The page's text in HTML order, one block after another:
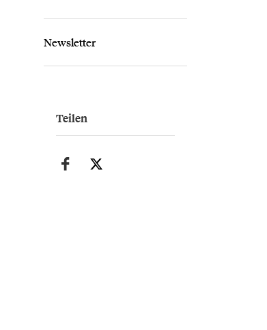
Newsletter
Teilen